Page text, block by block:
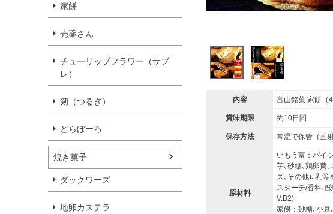
家餅
売薬さん
チューリップフラワー（サブ
レ）
剱（つるぎ）
どらぼーろ
焼き菓子
ダックワーズ
地卵カステラ
内容 富山銘菓 家餅（
賞味期限 約10日間
保存方法 常温で保管（直
原材料
いもう富：パイ
芋､砂糖､鶏卵黄
ズ､その他)､乳等
スターチ/香料､
V.B2)
家餅：砂糖､小豆